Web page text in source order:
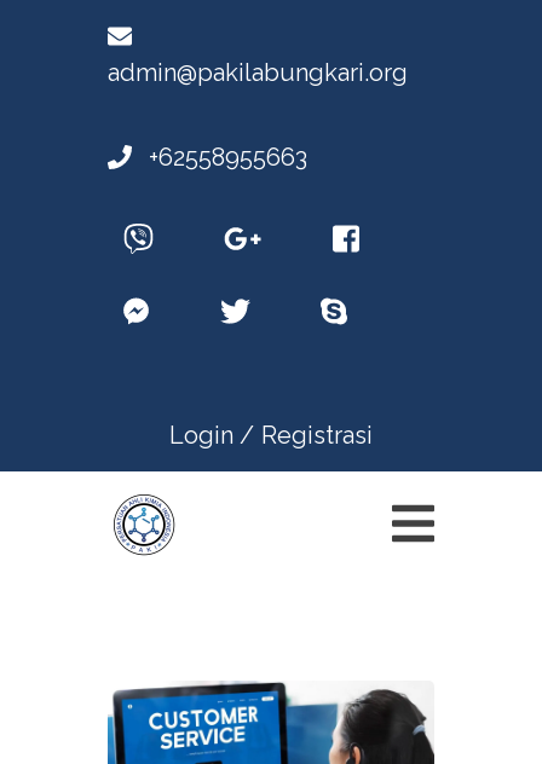
admin@pakilabungkari.org
+62558955663
Login / Registrasi